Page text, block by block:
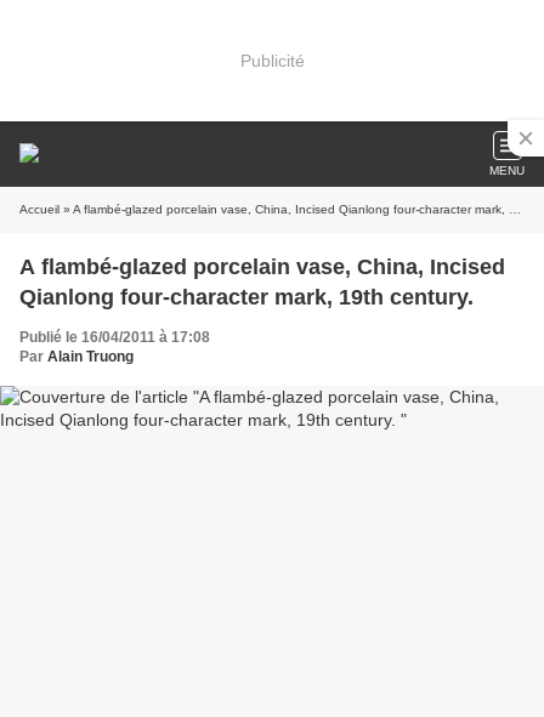
Publicité
MENU
Accueil » A flambé-glazed porcelain vase, China, Incised Qianlong four-character mark, 19th century.
A flambé-glazed porcelain vase, China, Incised
Qianlong four-character mark, 19th century.
Publié le 16/04/2011 à 17:08
Par Alain Truong